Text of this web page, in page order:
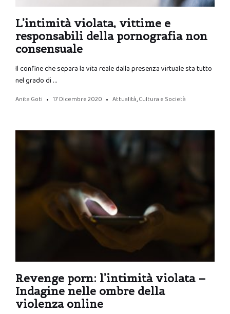
L’intimità violata, vittime e
responsabili della pornografia non
consensuale
Il confine che separa la vita reale dalla presenza virtuale sta tutto
nel grado di …
Anita Goti 17 Dicembre 2020 Attualità,Cultura e Società
Revenge porn: l’intimità violata –
Indagine nelle ombre della
violenza online